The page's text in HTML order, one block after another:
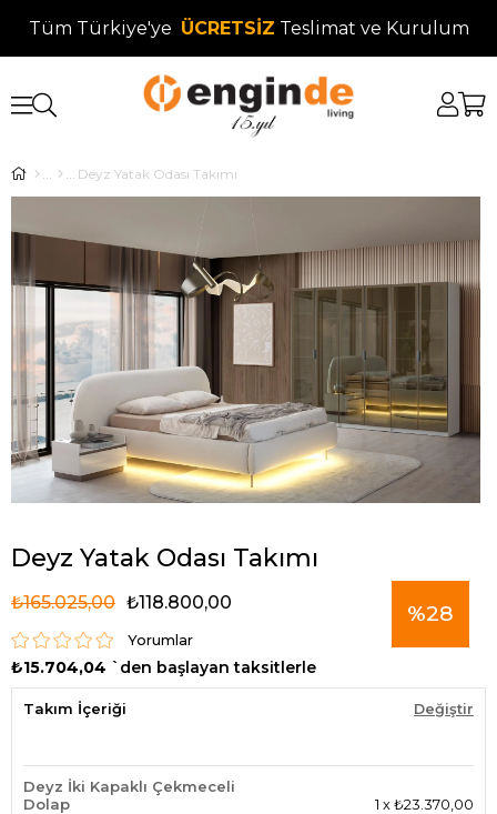
Tüm Türkiye'ye ÜCRETSİZ Teslimat ve Kurulum
Deyz Yatak Odası Takımı
Deyz Yatak Odası Takımı
%28
₺165.025,00 ₺118.800,00
Yorumlar
₺15.704,04 `den başlayan taksitlerle
Takım İçeriği Değiştir
Deyz İki Kapaklı Çekmeceli
Dolap
1 x ₺23.370,00